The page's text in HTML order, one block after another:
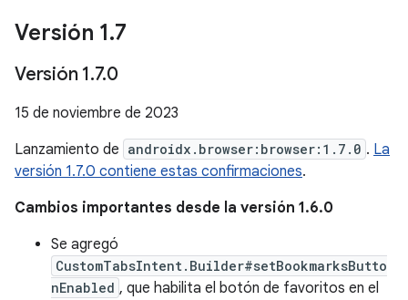
Versión 1.7
Versión 1.7.0
15 de noviembre de 2023
Lanzamiento de androidx.browser:browser:1.7.0 . La
versión 1.7.0 contiene estas confirmaciones.
Cambios importantes desde la versión 1.6.0
Se agregó
CustomTabsIntent.Builder#setBookmarksButto
nEnabled , que habilita el botón de favoritos en el